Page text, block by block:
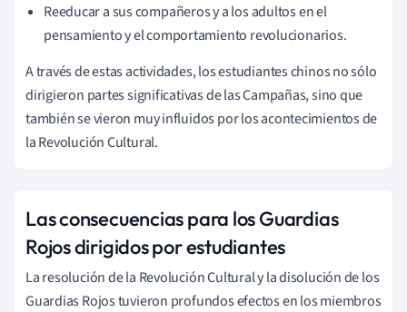
Reeducar a sus compañeros y a los adultos en el
pensamiento y el comportamiento revolucionarios.
A través de estas actividades, los estudiantes chinos no sólo
dirigieron partes significativas de las Campañas, sino que
también se vieron muy influidos por los acontecimientos de
la Revolución Cultural.
Las consecuencias para los Guardias
Rojos dirigidos por estudiantes
La resolución de la Revolución Cultural y la disolución de los
Guardias Rojos tuvieron profundos efectos en los miembros